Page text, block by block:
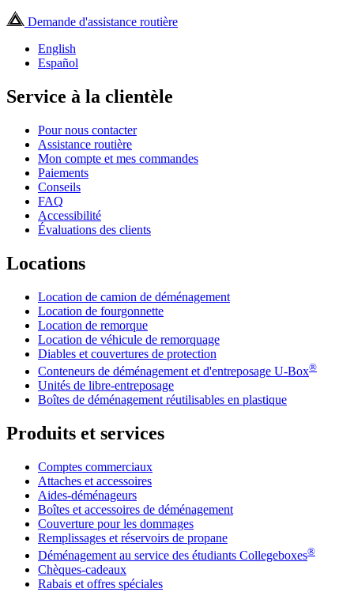
Demande d'assistance routière
English
Español
Service à la clientèle
Pour nous contacter
Assistance routière
Mon compte et mes commandes
Paiements
Conseils
FAQ
Accessibilité
Évaluations des clients
Locations
Location de camion de déménagement
Location de fourgonnette
Location de remorque
Location de véhicule de remorquage
Diables et couvertures de protection
Conteneurs de déménagement et d'entreposage U-Box®
Unités de libre-entreposage
Boîtes de déménagement réutilisables en plastique
Produits et services
Comptes commerciaux
Attaches et accessoires
Aides-déménageurs
Boîtes et accessoires de déménagement
Couverture pour les dommages
Remplissages et réservoirs de propane
Déménagement au service des étudiants Collegeboxes®
Chèques-cadeaux
Rabais et offres spéciales